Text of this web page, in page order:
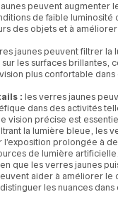
peuvent augmenter
de faible luminosité
des objets et à
jaunes peuvent filtrer la
les surfaces brillantes,
plus confortable
: les verres jaunes
dans des activités
vision précise est
la lumière bleue, les
prolongée à
de lumière
que les verres jaunes
aider à améliorer le
les nuances